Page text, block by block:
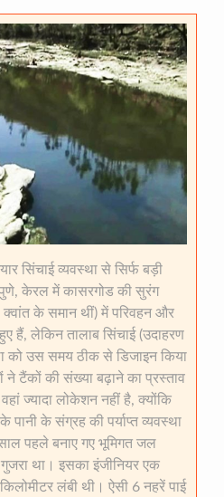
सिंचाई व्यवस्था से सिर्फ बड़ी
पुणे, केरल में कासरगोड की सुरंग
क्वांत के समान थीं) में परिवहन और
हैं, लेकिन तालाब सिंचाई (उदाहरण
को उस समय ठीक से डिजाइन किया
ने टैंकों की संख्या बढ़ाने का प्रस्ताव
ज्यादा लोकेशन नहीं है, क्योंकि
पानी के संग्रह की पर्याप्त व्यवस्था
पहले बनाए गए भूमिगत जल
था। इसका इंजीनियर एक
लंबी थी। ऐसी 6 नहरें पाई